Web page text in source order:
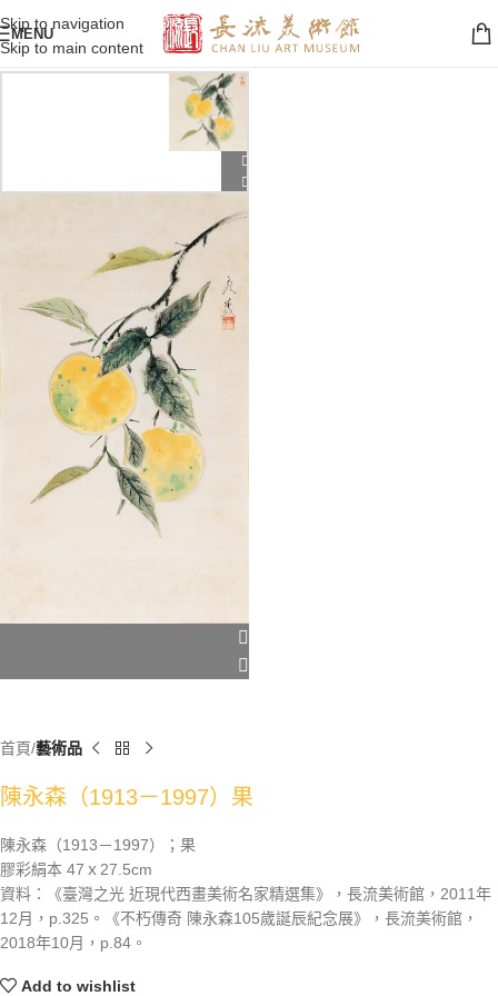
Skip to navigation
Skip to main content
MENU
首頁 藝術品
陳永森（1913－1997）果
陳永森（1913－1997）；果
膠彩絹本 47ｘ27.5cm
資料：《臺灣之光 近現代西畫美術名家精選集》，長流美術館，2011年
12月，p.325。《不朽傳奇 陳永森105歲誕辰紀念展》，長流美術館，
2018年10月，p.84。
Add to wishlist